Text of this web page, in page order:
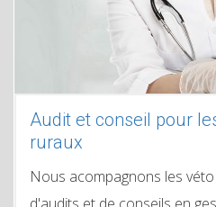
Audit et conseil pour
ruraux
Nous acompagnons les